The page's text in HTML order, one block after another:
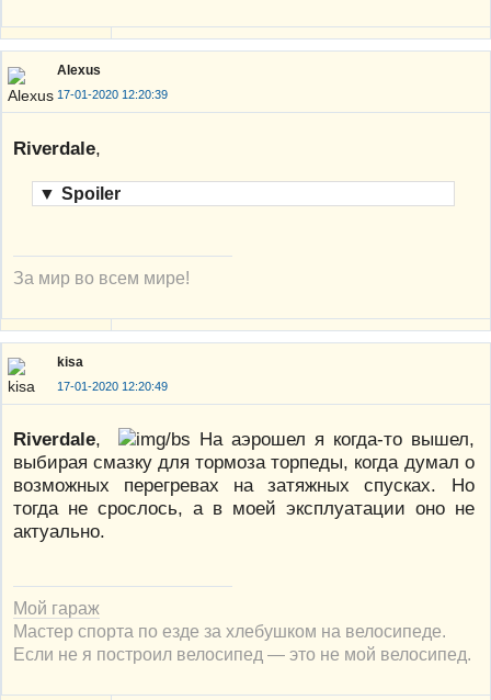
Alexus
17-01-2020 12:20:39
Riverdale,
▼ Spoiler
За мир во всем мире!
kisa
17-01-2020 12:20:49
Riverdale,
На аэрошел я когда-то вышел,
выбирая смазку для тормоза торпеды, когда думал о
возможных перегревах на затяжных спусках. Но
тогда не срослось, а в моей эксплуатации оно не
актуально.
Мой гараж
Мастер спорта по езде за хлебушком на велосипеде.
Если не я построил велосипед — это не мой велосипед.